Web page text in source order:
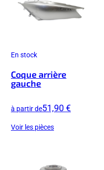
En stock
Coque arrière
gauche
à partir de51,90 €
Voir les pièces